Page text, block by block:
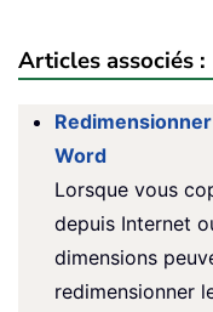
Articles associés :
Word
Lorsque vous
depuis Internet
dimensions
redimensionner